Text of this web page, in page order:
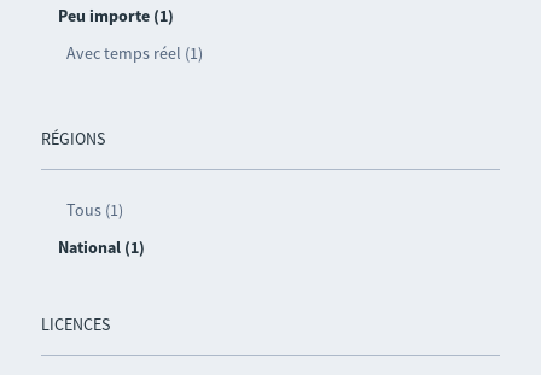
Peu importe (1)
Avec temps réel (1)
RÉGIONS
Tous (1)
National (1)
LICENCES